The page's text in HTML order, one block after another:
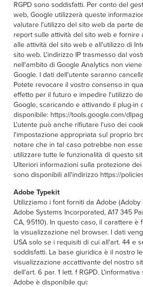
RGPD sono soddisfatti. Per conto del
web, Google utilizzerà queste
valutare l'utilizzo del sito web da parte
report sulle attività del sito web e fornire
alle attività del sito web e all'utilizzo di
sito web. L'indirizzo IP trasmesso dal
nell'ambito di Google Analytics non
Google. I dati dell'utente saranno
Potete revocare il vostro consenso in
effetto per il futuro e impedire l'utilizzo
Google, scaricando e attivando il plug-in
disponibile: https://tools.google.com/
L'utente può anche rifiutare l'uso dei
l'impostazione appropriata sul proprio
notare che in tal caso potrebbe non
utilizzare tutte le funzionalità di questo
Ulteriori informazioni sulla protezione
sono disponibili all'indirizzo https://
Adobe Typekit
Utilizziamo i font forniti da Adobe (Adoby
Adobe Systems Incorporated, A17 345
CA, 95110). In questo caso, il carattere è
la visualizzazione nel browser. I dati
USA solo se i requisiti di cui all'art. 44 e
soddisfatti. La base giuridica è il nostro
visualizzazione accattivante del nostro
dell'art. 6 par. 1 lett. f RGPD.
Adobe è disponibile qui: